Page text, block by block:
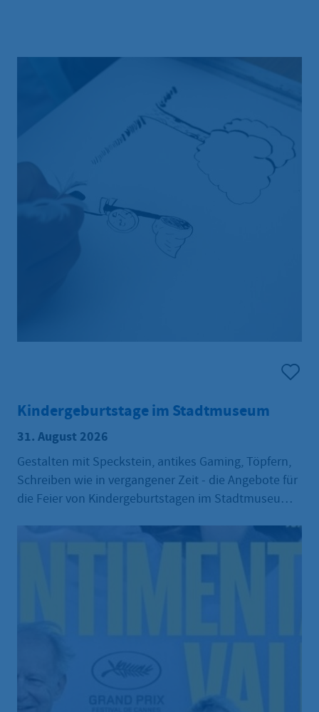
Kindergeburtstage im Stadtmuseum
31. August 2026
Gestalten mit Speckstein, antikes Gaming, Töpfern,
Schreiben wie in vergangener Zeit - die Angebote für
die Feier von Kindergeburtstagen im Stadtmuseum
einzelnen Themen finden Sie unter der Rubrik